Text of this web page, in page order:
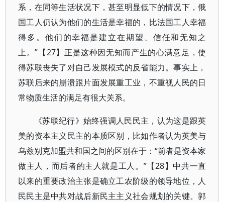
系，在同等生活状况下，甚至明显低下的情况下，俄
国工人仍认为他们的生活是幸福的，比法国工人幸福
得多。他们的幸福是建立在期望、信任和无知之
上。”【27】正是这种因无知而产生的心满意足，使
得苏联丧失了对自己发展模式的反省能力。事实上，
苏联后来的崩溃跟片面发展重工业，不重视人民的日
常物质生活的满足有很大关系。
《苏联纪行》始终强调人民民主，认为这是跟英
美的资本主义民主的本质区别，比如作者认为英美与
乌兹别克加盟共和国之间的区别在于：“前者是资本家
做主人，而后者的主人就是工人。”【28】中共一直
以来的重要政治主张是确立工农阶级的领导地位，人
民民主是中共对战后新民主主义社会规划的关键。郭